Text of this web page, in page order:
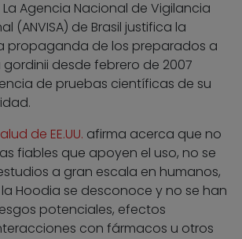
Agencia Nacional de Vigilancia
(ANVISA) de Brasil justifica la
propaganda de los preparados a
desde febrero de 2007
de pruebas científicas de su
de EE.UU. afirma acerca que no
fiables que apoyen el uso, no se
a gran escala en humanos,
Hoodia se desconoce y no se han
potenciales, efectos
con fármacos u otros